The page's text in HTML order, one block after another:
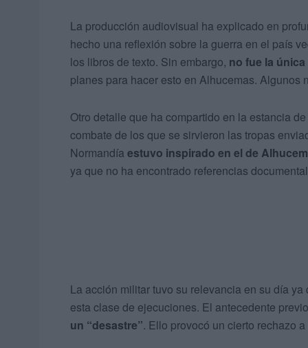
La producción audiovisual ha explicado en
hecho una reflexión sobre la guerra en el país
los libros de texto. Sin embargo, no fue la única
planes para hacer esto en Alhucemas. Algunos
Otro detalle que ha compartido en la estancia
combate de los que se sirvieron las tropas
Normandía estuvo inspirado en el de
ya que no ha encontrado referencias
La acción militar tuvo su relevancia en su día
esta clase de ejecuciones. El antecedente
un “desastre”. Ello provocó un cierto rechazo